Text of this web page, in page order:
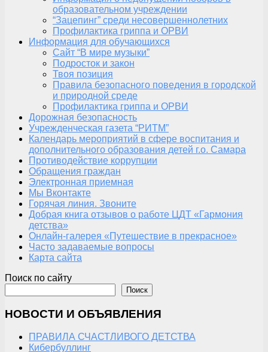
образовательном учреждении
“Зацепинг” среди несовершеннолетних
Профилактика гриппа и ОРВИ
Информация для обучающихся
Сайт “В мире музыки”
Подросток и закон
Твоя позиция
Правила безопасного поведения в городской
и природной среде
Профилактика гриппа и ОРВИ
Дорожная безопасность
Учрежденческая газета “РИТМ”
Календарь мероприятий в сфере воспитания и
дополнительного образования детей г.о. Самара
Противодействие коррупции
Обращения граждан
Электронная приемная
Мы Вконтакте
Горячая линия. Звоните
Добрая книга отзывов о работе ЦДТ «Гармония
детства»
Онлайн-галерея «Путешествие в прекрасное»
Часто задаваемые вопросы
Карта сайта
Поиск по сайту
Поиск
НОВОСТИ И ОБЪЯВЛЕНИЯ
ПРАВИЛА СЧАСТЛИВОГО ДЕТСТВА
Кибербуллинг